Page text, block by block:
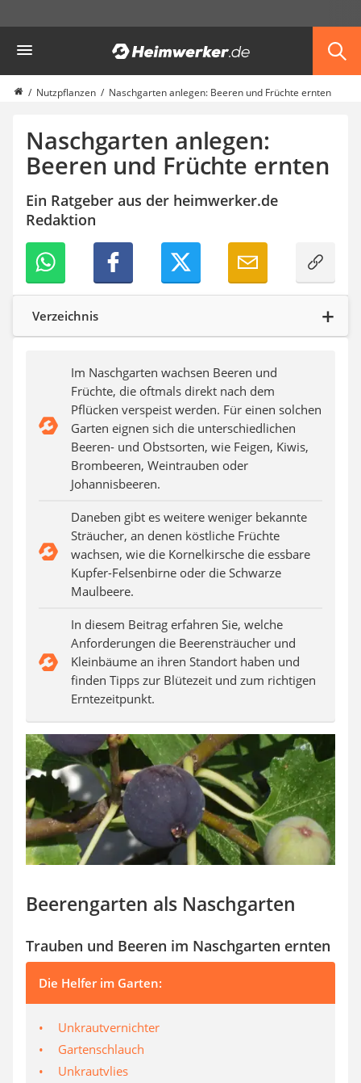
Garten
Akku-Laubsauger
Faltpavillon
Schlauchtrommel
Solar-Lichterkette außen
Teleskopleiter
Pavillon
Sichtschutzstreifen
Akku-Laubbläser
Akku-Vertikutierer
Koifutter
Kassettenmarkise
Bosch-Heckenschere
Stihl-Laubbläser
Auffahrrampe
Nutzpflanzen Naschgarten anlegen: Beeren und Früchte ernten
Naschgarten anlegen:
Beeren und Früchte ernten
Ein Ratgeber aus der heimwerker.de
Redaktion
Verzeichnis
Im Naschgarten wachsen Beeren und
Früchte, die oftmals direkt nach dem
Pflücken verspeist werden. Für einen solchen
Garten eignen sich die unterschiedlichen
Beeren- und Obstsorten, wie Feigen, Kiwis,
Brombeeren, Weintrauben oder
Johannisbeeren.
Daneben gibt es weitere weniger bekannte
Sträucher, an denen köstliche Früchte
wachsen, wie die Kornelkirsche die essbare
Kupfer-Felsenbirne oder die Schwarze
Maulbeere.
In diesem Beitrag erfahren Sie, welche
Anforderungen die Beerensträucher und
Kleinbäume an ihren Standort haben und
finden Tipps zur Blütezeit und zum richtigen
Erntezeitpunkt.
Beerengarten als Naschgarten
Trauben und Beeren im Naschgarten ernten
Die Helfer im Garten:
Unkrautvernichter
Gartenschlauch
Unkrautvlies